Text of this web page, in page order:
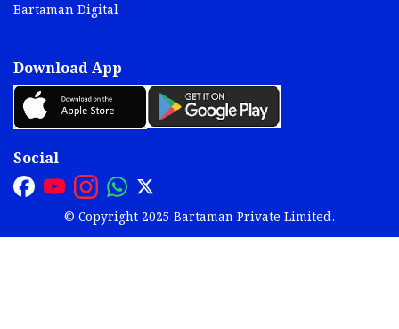
Bartaman Digital
Download App
Social
© Copyright 2025 Bartaman Private Limited.